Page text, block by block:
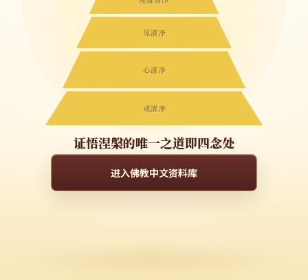
见清净
心清净
戒清净
证悟涅槃的唯一之道即四念处
进入佛教中文资料库